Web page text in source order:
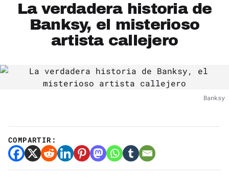
La verdadera historia de
Banksy, el misterioso
artista callejero
Banksy
COMPARTIR: